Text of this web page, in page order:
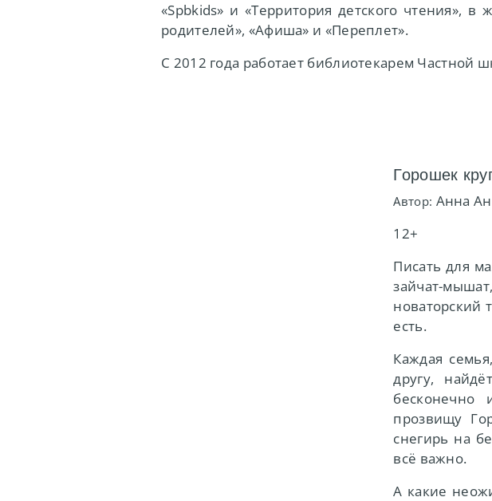
«Spbkids» и «Территория детского чтения»,
родителей», «Афиша» и «Переплет».
С 2012 года работает библиотекарем Частной
Горошек
Автор: Анна
12+
Писать для
зайчат-
новаторский
есть.
Каждая
другу,
бесконечно
прозвищу
снегирь на
всё важно.
А какие